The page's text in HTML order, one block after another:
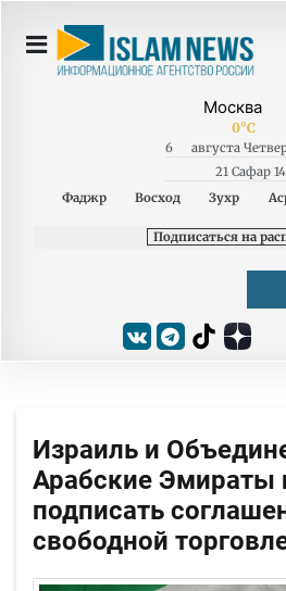
0°C
6 августа
21 Сафар
Фаджр
Восход Зухр
Подписаться на
Израиль и
Арабские Эмираты
подписать
свободной